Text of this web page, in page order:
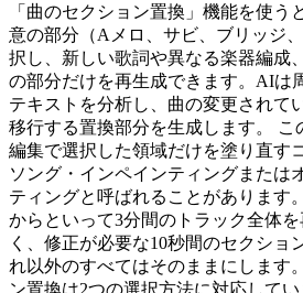
「曲のセクション置換」機能を使う
意の部分（Aメロ、サビ、ブリッジ
択し、新しい歌詞や異なる楽器編成
の部分だけを再生成できます。AIは
テキストを分析し、曲の変更されて
移行する置換部分を生成します。 こ
編集で選択した領域だけを塗り直す
ソング・インペインティングまたは
ティングと呼ばれることがあります
からといって3分間のトラック全体
く、修正が必要な10秒間のセクショ
れ以外のすべてはそのままにします
ン置換は2つの選択方法に対応して